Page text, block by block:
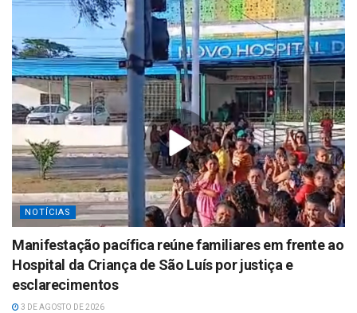
NOTÍCIAS
Manifestação pacífica reúne familiares em frente ao
Hospital da Criança de São Luís por justiça e
esclarecimentos
3 DE AGOSTO DE 2026